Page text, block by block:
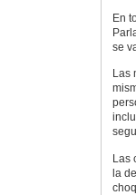
En
se
Las
Las
la